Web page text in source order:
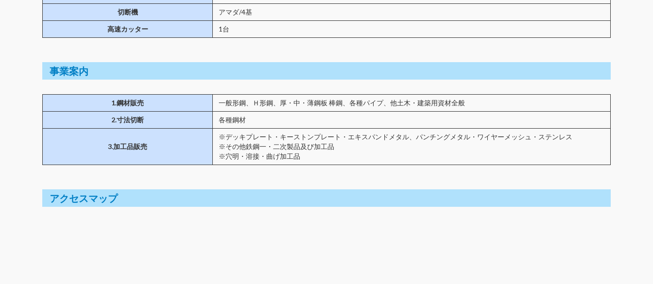
切断機 アマダ/4基
高速カッター 1台
事業案内
1.鋼材販売 一般形鋼、Ｈ形鋼、厚・中・薄鋼板 棒鋼、各種パイプ、他土木・建築用資材全般
2.寸法切断 各種鋼材
3.加工品販売
※デッキプレート・キーストンプレート・エキスパンドメタル、パンチングメタル・ワイヤーメッシュ・ステンレス
※その他鉄鋼一・二次製品及び加工品
※穴明・溶接・曲げ加工品
アクセスマップ